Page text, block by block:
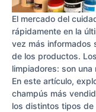
El mercado del
rápidamente en la
vez más informados
de los productos.
limpiadores: son
En este artículo,
champús más
los distintos tipos de